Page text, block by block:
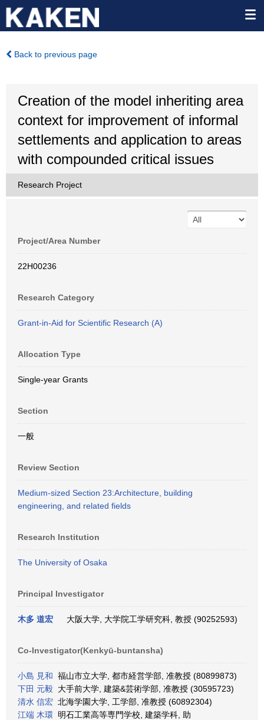
Back to previous page
Creation of the model inheriting area
context for improvement of informal
settlements and application to areas
with compounded critical issues
Research Project
Project/Area Number
22H00236
Research Category
Grant-in-Aid for Scientific Research (A)
Allocation Type
Single-year Grants
Section
一般
Review Section
Medium-sized Section 23:Architecture, building
engineering, and related fields
Research Institution
The University of Osaka
Principal Investigator
木多 道宏 大阪大学, 大学院工学研究科, 教授 (90252593)
Co-Investigator(Kenkyū-buntansha)
小島 見和 福山市立大学, 都市経営学部, 准教授 (80899873)
下田 元毅 大手前大学, 建築&芸術学部, 准教授 (30595723)
清水 信宏 北海学園大学, 工学部, 准教授 (60892304)
江端 木環 明石工業高等専門学校, 建築学科, 助